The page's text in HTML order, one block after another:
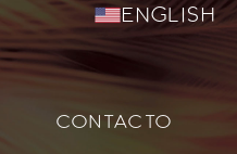
English
CONTACTO